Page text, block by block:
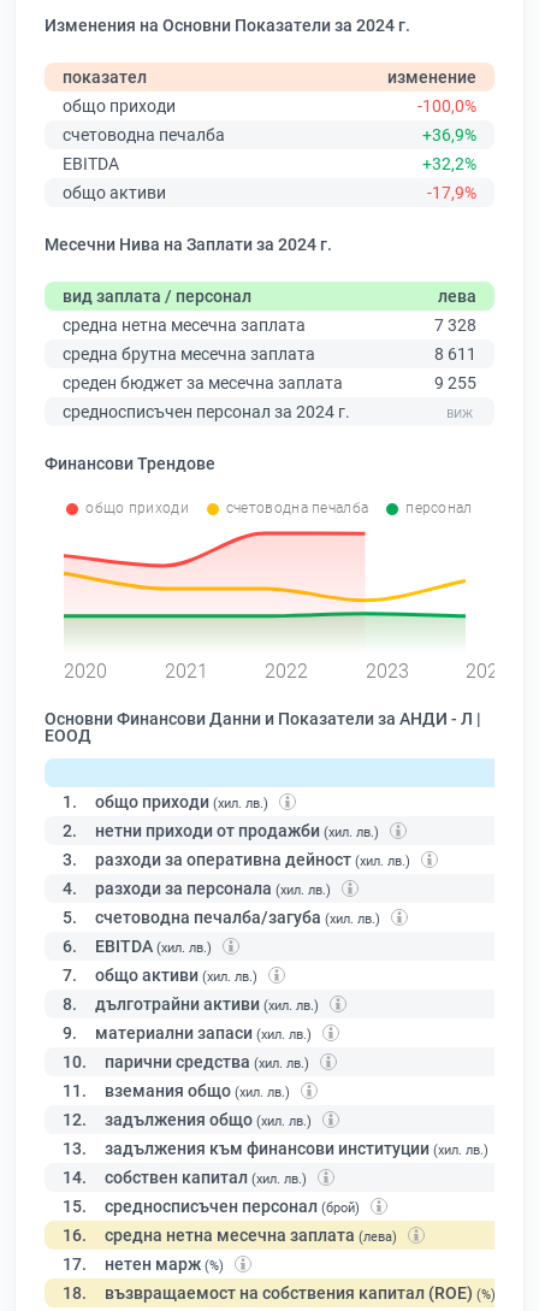
Изменения на Основни Показатели за 2024 г.
показател
изменение
общо приходи
-100,0%
счетоводна печалба
+36,9%
EBITDA
+32,2%
общо активи
-17,9%
Месечни Нива на Заплати за 2024 г.
вид заплата / персонал
лева
средна нетна месечна заплата
7 328
средна брутна месечна заплата
8 611
среден бюджет за месечна заплата
9 255
средносписъчен персонал за 2024 г.
Финансови Трендове
общо приходи счетоводна печалба персонал
2020 2021 2022 2023 2024
Основни Финансови Данни и Показатели за АНДИ - Л |
ЕООД
1. общо приходи (хил. лв.)
2. нетни приходи от продажби (хил. лв.)
3. разходи за оперативна дейност (хил. лв.)
4. разходи за персонала (хил. лв.)
5. счетоводна печалба/загуба (хил. лв.)
6. EBITDA (хил. лв.)
7. общо активи (хил. лв.)
8. дълготрайни активи (хил. лв.)
9. материални запаси (хил. лв.)
10. парични средства (хил. лв.)
11. вземания общо (хил. лв.)
12. задължения общо (хил. лв.)
13. задължения към финансови институции (хил. лв.)
14. собствен капитал (хил. лв.)
15. средносписъчен персонал (брой)
16. средна нетна месечна заплата (лева)
17. нетен марж (%)
18. възвращаемост на собствения капитал (ROE) (%)